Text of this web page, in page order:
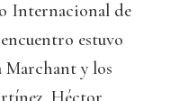
Internacional de
estuvo
y los